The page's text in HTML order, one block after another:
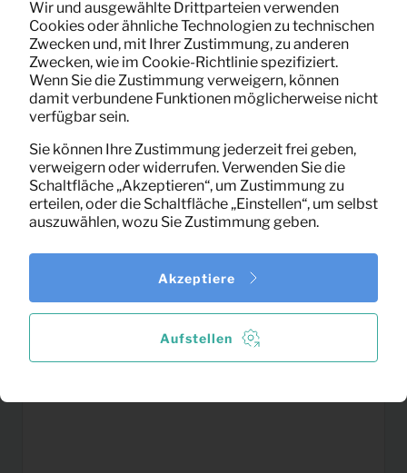
Getränkeschrank Mist
(grau)
53,85
Pro Monat
(exklusiv MwSt)
Wir und ausgewählte Drittparteien verwenden
Cookies oder ähnliche Technologien zu technischen
Zwecken und, mit Ihrer Zustimmung, zu anderen
Zwecken, wie im Cookie-Richtlinie spezifiziert.
Wenn Sie die Zustimmung verweigern, können
damit verbundene Funktionen möglicherweise nicht
verfügbar sein.
Sie können Ihre Zustimmung jederzeit frei geben,
verweigern oder widerrufen. Verwenden Sie die
Schaltfläche „Akzeptieren“, um Zustimmung zu
erteilen, oder die Schaltfläche „Einstellen“, um selbst
auszuwählen, wozu Sie Zustimmung geben.
Aufstellen
Akzeptiere